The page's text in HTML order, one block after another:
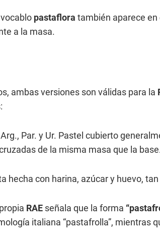
pastaflora también aparece en
a la masa.
ambas versiones son válidas para la
Par. y Ur. Pastel cubierto
de la misma masa que la
hecha con harina, azúcar y huevo,
RAE señala que la forma
italiana “pastafrolla”, mientras